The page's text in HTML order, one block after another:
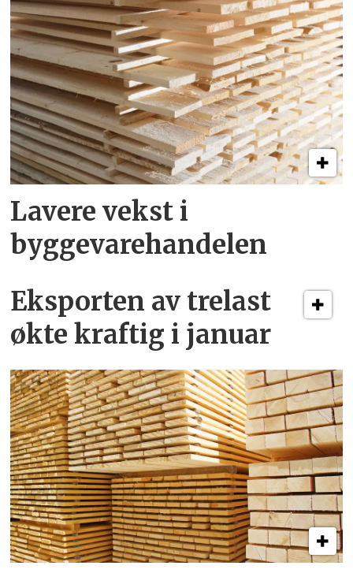
Lavere vekst i
byggevare­handelen
Eksporten av trelast
økte kraftig i januar